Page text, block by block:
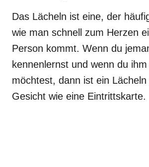
Das Lächeln ist eine, der
wie man schnell zum Herzen
Person kommt. Wenn du
kennenlernst und wenn du
möchtest, dann ist ein
Gesicht wie eine Eintrittskarte.